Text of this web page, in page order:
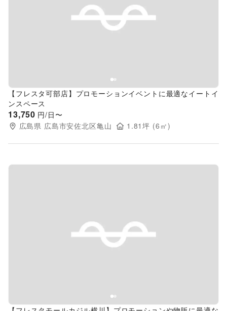
Previous slide
【フレスタ可部店】プロモーションイベントに最適なイートイ
ンスペース
13,750 円/日〜
広島県 広島市安佐北区亀山 1.81坪 (6 ㎡)
Previous slide